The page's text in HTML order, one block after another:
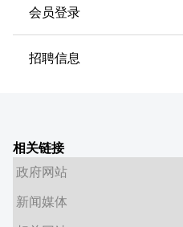
会员登录
招聘信息
相关链接